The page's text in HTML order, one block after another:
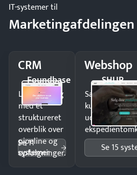
IT-systemer til
Marketingafdelingen
CRM
Foundbase
Luk flere salg
med et
struktureret
overblik over
pipeline og
opfølgninger.
Se 11
systemer
Webshop
SHUP
Sælg
kunder i hele
uden
Se 15